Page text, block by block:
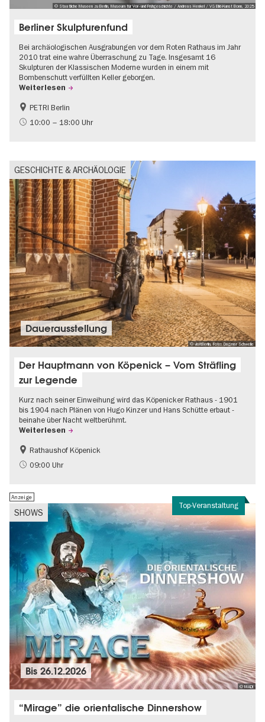
© Staatliche Museen zu Berlin, Museum für Vor- und Frühgeschichte / Andreas Henkel / VG Bild-Kunst Bonn, 2025
Berliner Skulpturenfund
Bei archäologischen Ausgrabungen vor dem Roten Rathaus im Jahr
2010 trat eine wahre Überraschung zu Tage. Insgesamt 16
Skulpturen der Klassischen Moderne wurden in einem mit
Bombenschutt verfüllten Keller geborgen.
Weiterlesen
NS-Geschichte
PETRI Berlin
10:00 – 18:00 Uhr
GESCHICHTE & ARCHÄOLOGIE
© visitBerlin, Foto: Dagmar Schwelle
Dauer­aus­stel­lung
Der Hauptmann von Köpenick – Vom Sträfling
zur Legende
Kurz nach seiner Einweihung wird das Köpenicker Rathaus - 1901
bis 1904 nach Plänen von Hugo Kinzer und Hans Schütte erbaut -
beinahe über Nacht weltberühmt.
Weiterlesen
Geschichte
Going local Berlin
Rathaushof Köpenick
09:00 Uhr
Top-Veranstaltung
SHOWS
Anzeige
© MADI
Bis26.12.2026
“Mirage” die orientalische Dinnershow